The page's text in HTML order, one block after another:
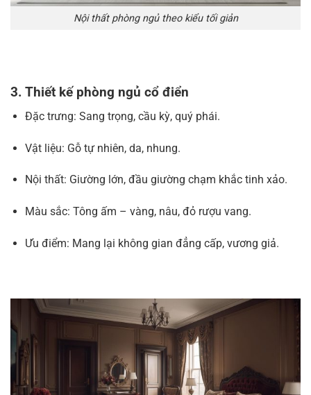
Nội thất phòng ngủ theo kiểu tối giản
3. Thiết kế phòng ngủ cổ điển
Đặc trưng: Sang trọng, cầu kỳ, quý phái.
Vật liệu: Gỗ tự nhiên, da, nhung.
Nội thất: Giường lớn, đầu giường chạm khắc tinh xảo.
Màu sắc: Tông ấm – vàng, nâu, đỏ rượu vang.
Ưu điểm: Mang lại không gian đẳng cấp, vương giả.